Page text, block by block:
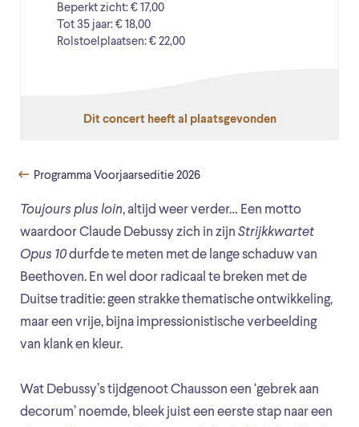
Toujours plus loin, altijd weer verder… Een motto
waardoor Claude Debussy zich in zijn Strijkkwartet
Opus 10durfde te meten met de lange schaduw van
Beethoven. En wel door radicaal te breken met de
Duitse traditie: geen strakke thematische ontwikkeling,
maar een vrije, bijna impressionistische verbeelding
van klank en kleur.
Wat Debussy’s tijdgenoot Chausson een ‘gebrek aan
decorum’ noemde, bleek juist een eerste stap naar een
Beperkt zicht: € 17,00
Tot 35 jaar: € 18,00
Rolstoelplaatsen: € 22,00
Dit concert heeft al plaatsgevonden
Programma Voorjaarseditie 2026